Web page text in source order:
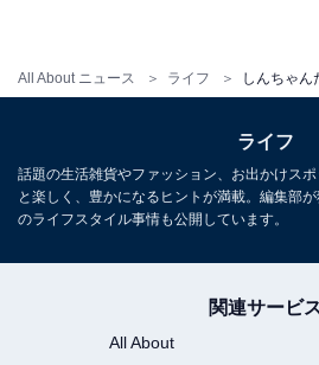
All About ニュース ライフ
こちらもおすすめ
待望の再販！ 2026
クターズ じゆうちょ
ム」全6種が見逃せ
ライフ
話題の生活雑貨やファッション、お出かけス
と楽しく、豊かになるヒントが満載。編集部
のライフスタイル事情も公開しています。
関連サービ
All About